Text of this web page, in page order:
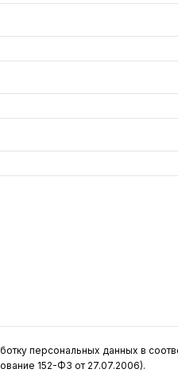
персональных данных в
152-ФЗ от 27.07.2006).